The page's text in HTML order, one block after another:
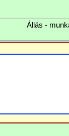
Állás -